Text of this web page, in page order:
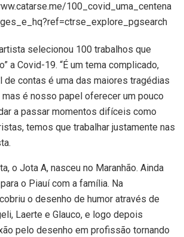
100_covid_uma_centena
selecionou 100 trabalhos que
a Covid-19. “É um tema complicado,
de contas é uma das maiores tragédias
é nosso papel oferecer um pouco
a passar momentos difíceis como
temos que trabalhar justamente nas
o Jota A, nasceu no Maranhão. Ainda
o Piauí com a família. Na
o desenho de humor através de
Laerte e Glauco, e logo depois
pelo desenho em profissão tornando